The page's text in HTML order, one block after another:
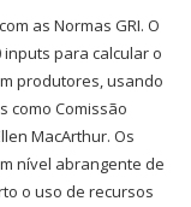
as Normas GRI. O
para calcular o
produtores, usando
como Comissão
MacArthur. Os
nível abrangente de
o uso de recursos